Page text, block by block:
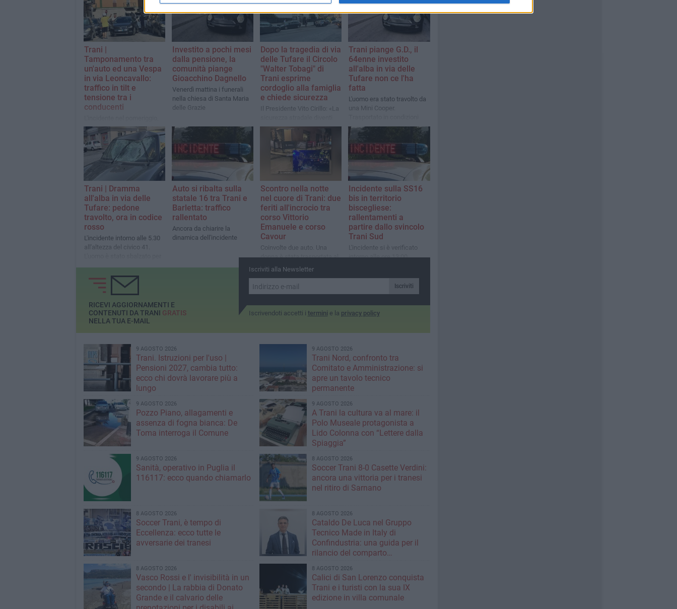
Trani |
Tamponamento tra
un'auto ed una Vespa
in via Leoncavallo:
traffico in tilt e
tensione tra i
conducenti
intorno alle 16.30. I mezzi
sono rimasti fermi in attesa
della Polizia Locale,
paralizzando l'unica via di
uscita della zona, disagi per
gli automobilisti
Investito a pochi mesi
dalla pensione, la
comunità piange
Gioacchino Dagnello
Venerdì mattina i funerali
nella chiesa di Santa Maria
delle Grazie
Dopo la tragedia di via
delle Tufare il Circolo
"Walter Tobagi" di
Trani esprime
cordoglio alla famiglia
e chiede sicurezza
Il Presidente Vito Cirillo: «La
una priorità assoluta dell'
Amministrazione»
Trani piange G.D., il
64enne investito
all'alba in via delle
Tufare non ce l'ha
fatta
L'uomo era stato travolto da
una Mini Cooper.
disperate all'ospedale
deceduto poche ore dopo.
Indagini dei Carabinieri per
ricostruire l'esatta dinamica
dell'incidente
Trani | Dramma
all'alba in via delle
Tufare: pedone
travolto, ora in codice
rosso
L'incidente intorno alle 5.30
all'altezza del civico 41.
codice rosso all'ospedale di
Andria.
Auto si ribalta sulla
statale 16 tra Trani e
Barletta: traffico
rallentato
Ancora da chiarire la
dinamica dell'incidente
Scontro nella notte
nel cuore di Trani: due
feriti all'incrocio tra
corso Vittorio
Emanuele e corso
Cavour
Coinvolte due auto. Una
donna è stata trasportata al
pronto soccorso
Incidente sulla SS16
bis in territorio
biscegliese:
rallentamenti a
partire dallo svincolo
Trani Sud
L'incidente si è verificato
intorno alle ore 13:00
Iscriviti alla Newsletter
Iscriviti
Iscrivendoti accetti i termini e la privacy policy
RICEVI AGGIORNAMENTI E
CONTENUTI DA TRANI GRATIS
NELLA TUA E-MAIL
9 AGOSTO 2026
Trani. Istruzioni per l'uso |
Pensioni 2027, cambia tutto:
ecco chi dovrà lavorare più a
lungo
9 AGOSTO 2026
Trani Nord, confronto tra
Comitato e Amministrazione: si
apre un tavolo tecnico
permanente
9 AGOSTO 2026
Pozzo Piano, allagamenti e
assenza di fogna bianca: De
Toma interroga il Comune
9 AGOSTO 2026
A Trani la cultura va al mare: il
Polo Museale protagonista a
Lido Colonna con “Lettere dalla
Spiaggia”
9 AGOSTO 2026
Sanità, operativo in Puglia il
116117: ecco quando chiamarlo
8 AGOSTO 2026
Soccer Trani 8-0 Casette Verdini:
ancora una vittoria per i tranesi
nel ritiro di Sarnano
8 AGOSTO 2026
Soccer Trani, è tempo di
Eccellenza: ecco tutte le
avversarie dei tranesi
8 AGOSTO 2026
Cataldo De Luca nel Gruppo
Tecnico Made in Italy di
Confindustria: una guida per il
rilancio del comparto
8 AGOSTO 2026
Vasco Rossi e l' invisibilità in un
secondo | La rabbia di Donato
Grande e il calvario delle
8 AGOSTO 2026
Calici di San Lorenzo conquista
Trani e i turisti con la sua IX
edizione in villa comunale